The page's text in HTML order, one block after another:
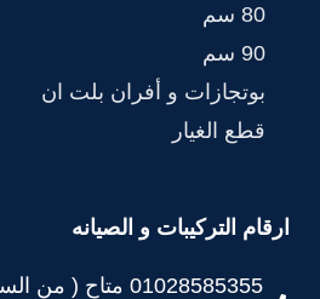
80 سم
90 سم
بوتجازات و أفران بلت ان
قطع الغيار
ارقام التركيبات و الصيانه